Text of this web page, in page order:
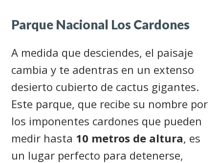
Parque Nacional Los Cardones
A medida que desciendes, el paisaje
cambia y te adentras en un extenso
desierto cubierto de cactus gigantes.
Este parque, que recibe su nombre por
los imponentes cardones que pueden
medir hasta 10 metros de altura, es
un lugar perfecto para detenerse,